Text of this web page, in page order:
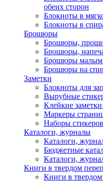
обеих сторон
Блокноты в
Блокноты в
Брошюры
Брошюры,
Брошюры,
Брошюры малым
Брошюры на
Заметки
Блокноты для
Вырубные
Клейкие
Маркеры
Наборы стикеров
Каталоги, журналы
Каталоги,
Бюджетные
Каталоги,
Книги в твердом
Книги в